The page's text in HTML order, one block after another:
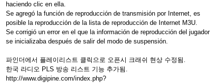
haciendo clic en ella.
Se agregó la función de reproducción de transmisión por Internet, es
posible la reproducción de la lista de reproducción de Internet M3U.
Se corrigió un error en el que la información de reproducción del jugador
se inicializaba después de salir del modo de suspensión.
파인더에서 플레이리스트 클릭으로 오픈시 크래쉬 현상 수정됨.
한국 라디오 PLS 방송 리스트 기능 추가됨.
http://www.digipine.com/index.php?